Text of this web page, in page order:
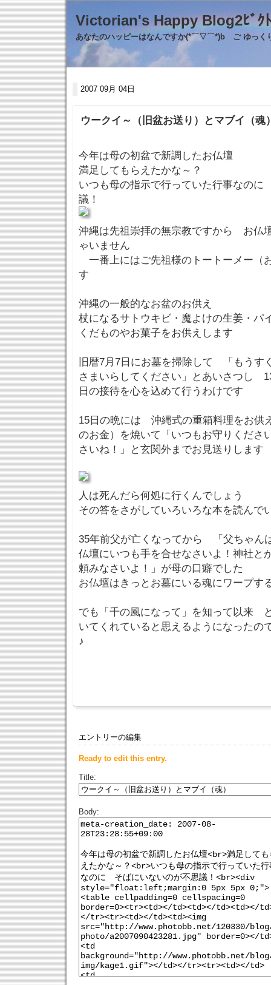
Victorian's Happy
あなたのハッピーはなんですか(*⌒▽⌒*)b ご ゆっく
2007 09月 04日
ウークイ～（旧盆お送り）とマブイ（魂
今年は母の初盆で新調したお仏壇
満足してもらえたかな～？
いつも母の指示で行っていた行事なの
議！
沖縄は先祖崇拝の無宗教ですから お仏
ゃいません
一番上にはご先祖様のトートーメー（
す
沖縄の一般的なお盆のお供え
杖になるサトウキビ・魔よけの生姜・パ
くだものやお菓子をお供えします
旧暦7月7日にお墓を掃除して 「もう
さまいらしてください」とあいさつし
日の接待を心を込めて行うわけです
15日の晩には 沖縄式の重箱料理をお
のお金）を焼いて「いつもお守りくださ
さいね！」と玄関外までお見送りします
人は死んだら何処に行くんでしょう
その答をさがしていろいろな本を読んで
35年前父が亡くなってから 「父ちゃ
仏壇にいつも手を合せなさいよ！神社
頼みなさいよ！」が母の口癖でした
お仏壇はきっとお墓にいる魂にワープす
でも「千の風になって」を知って以来
いてくれていると思えるようになった
♪
エントリーの編集
Ready to edit this entry.
Title:
Body: